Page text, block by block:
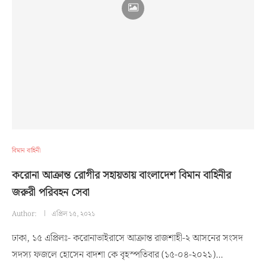
বিমান বাহিনী
করোনা আক্রান্ত রোগীর সহায়তায় বাংলাদেশ বিমান বাহিনীর
জরুরী পরিবহন সেবা
Author: এপ্রিল ১৫, ২০২১
ঢাকা, ১৫ এপ্রিলঃ- করোনাভাইরাসে আক্রান্ত রাজশাহী-২ আসনের সংসদ
সদস্য ফজলে হোসেন বাদশা কে বৃহস্পতিবার (১৫-০৪-২০২১)…